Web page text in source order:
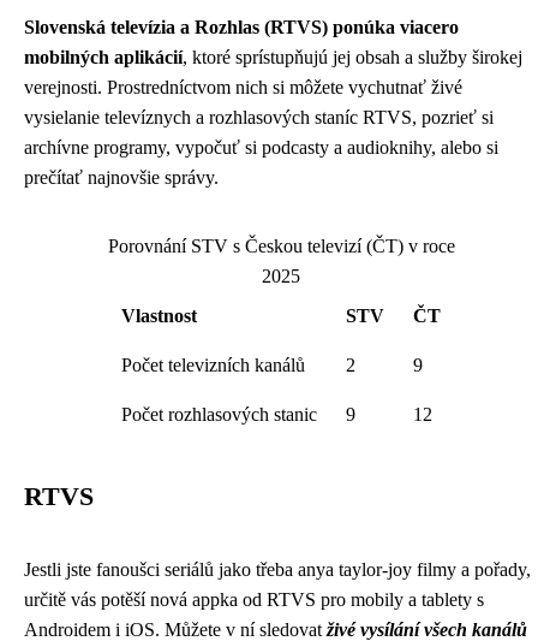
Slovenská televízia a Rozhlas (RTVS) ponúka viacero
mobilných aplikácií, ktoré sprístupňujú jej obsah a služby širokej
verejnosti. Prostredníctvom nich si môžete vychutnať živé
vysielanie televíznych a rozhlasových staníc RTVS, pozrieť si
archívne programy, vypočuť si podcasty a audioknihy, alebo si
prečítať najnovšie správy.
Porovnání STV s Českou televizí (ČT) v roce
2025
Vlastnost
STV ČT
Počet televizních kanálů 2 9
Počet rozhlasových stanic 9 12
RTVS
Jestli jste fanoušci seriálů jako třeba anya taylor-joy filmy a pořady,
určitě vás potěší nová appka od RTVS pro mobily a tablety s
Androidem i iOS. Můžete v ní sledovat živé vysílání všech kanálů